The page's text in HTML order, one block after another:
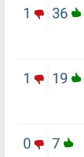
36
1
19
1
7
0